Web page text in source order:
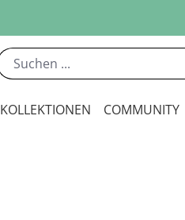
KOLLEKTIONEN COMMUNITY